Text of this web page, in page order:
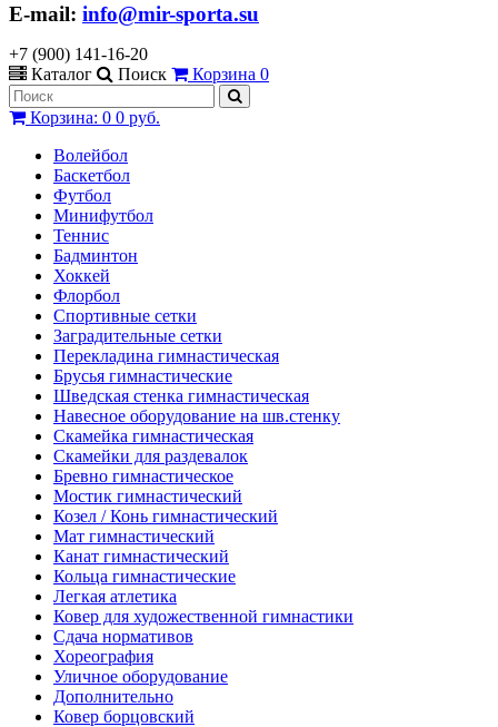
E-mail: info@mir-sporta.su
+7 (900) 141-16-20
Каталог
Поиск Корзина 0
Корзина: 0 0 руб.
Волейбол
Баскетбол
Футбол
Минифутбол
Теннис
Бадминтон
Хоккей
Флорбол
Спортивные сетки
Заградительные сетки
Перекладина гимнастическая
Брусья гимнастические
Шведская стенка гимнастическая
Навесное оборудование на шв.стенку
Скамейка гимнастическая
Скамейки для раздевалок
Бревно гимнастическое
Мостик гимнастический
Козел / Конь гимнастический
Мат гимнастический
Канат гимнастический
Кольца гимнастические
Легкая атлетика
Ковер для художественной гимнастики
Сдача нормативов
Хореография
Уличное оборудование
Дополнительно
Ковер борцовский